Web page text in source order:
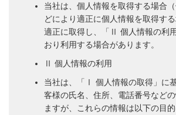
当社は、個人情報を取得する場合
どにより適正に個人情報を取得する
適正に取得し、「Ⅱ 個人情報の利
おり利用する場合があります。
Ⅱ 個人情報の利用
当社は、「Ⅰ 個人情報の取得」に
客様の氏名、住所、電話番号など
ますが、これらの情報は以下の目